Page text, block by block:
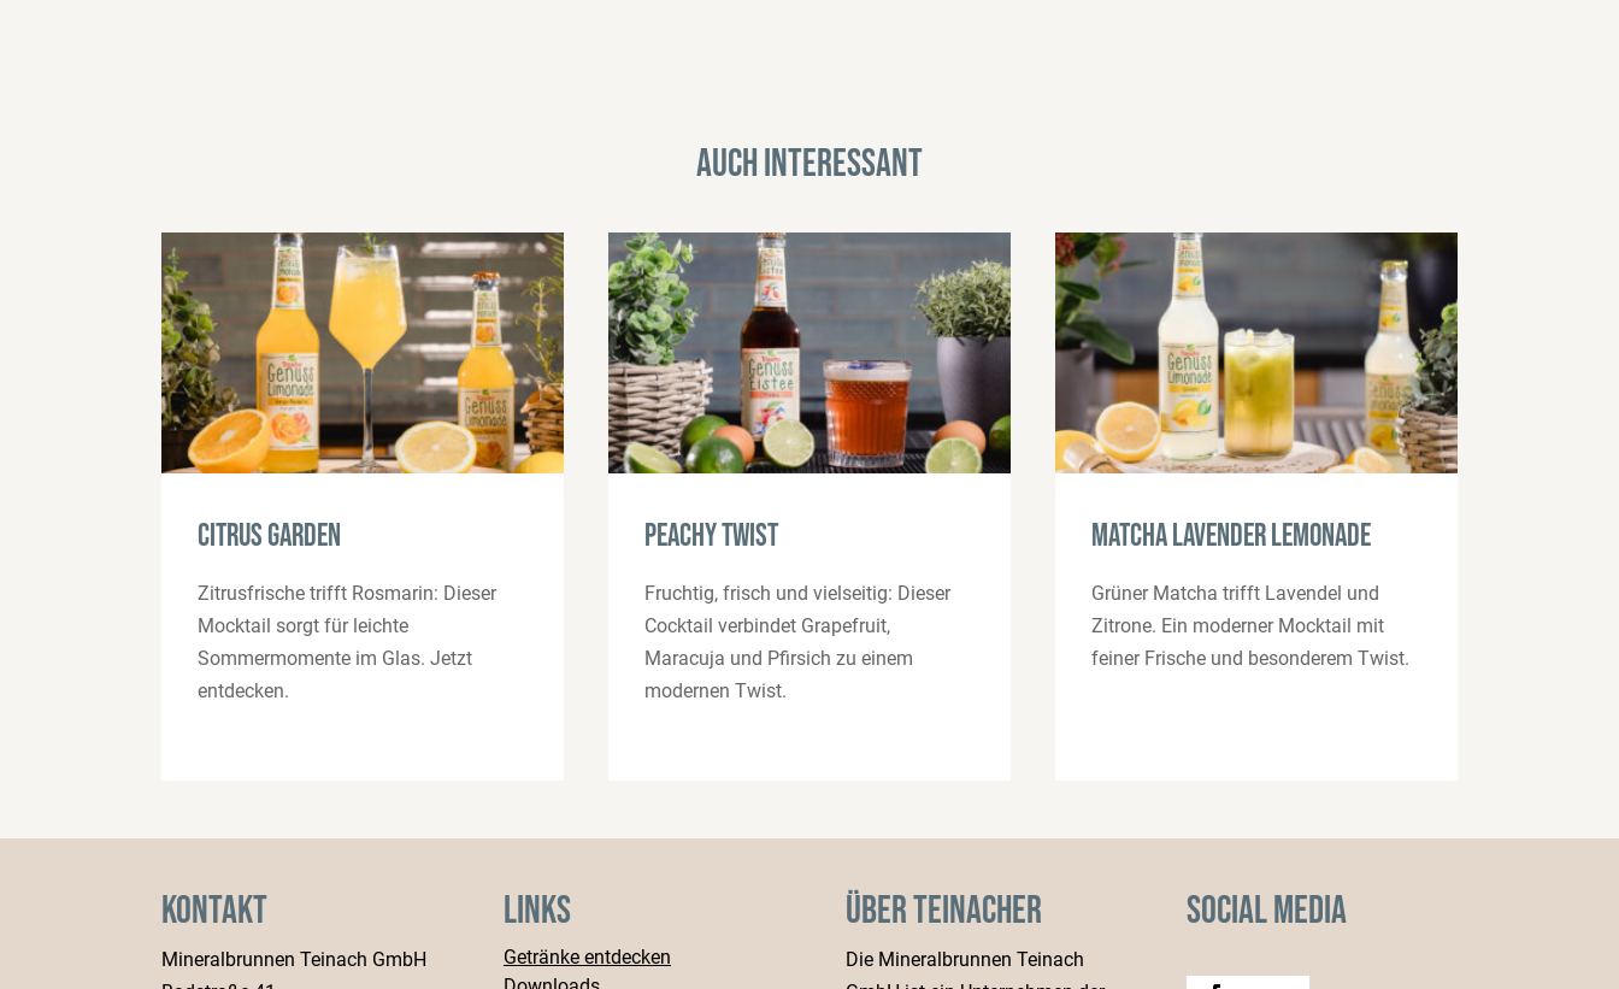
Auch interessant
Citrus Garden
Zitrusfrische trifft Rosmarin: Dieser
Mocktail sorgt für leichte
Sommermomente im Glas. Jetzt
entdecken.
Peachy Twist
Fruchtig, frisch und vielseitig: Dieser
Cocktail verbindet Grapefruit,
Maracuja und Pfirsich zu einem
modernen Twist.
Matcha Lavender Lemonade
Grüner Matcha trifft Lavendel und
Zitrone. Ein moderner Mocktail mit
feiner Frische und besonderem Twist.
Kontakt
Mineralbrunnen Teinach GmbH
Links
Getränke entdecken
Über Teinacher
Die Mineralbrunnen Teinach
Social Media